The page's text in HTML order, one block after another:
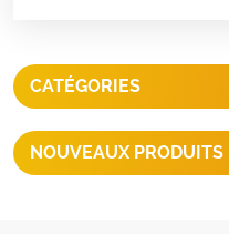
CATÉGORIES
NOUVEAUX PRODUITS